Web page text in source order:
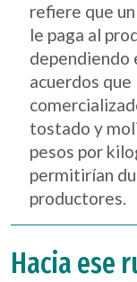
refiere que
le paga al
dependiendo
acuerdos
tostado y
pesos por
permitirían
productores.
Hacia ese